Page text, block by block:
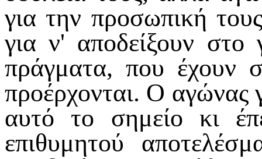
για την προσωπική
για ν' αποδείξουν στο
πράγματα, που έχουν
προέρχονται. Ο αγώνας
αυτό το σημείο κι
επιθυμητού